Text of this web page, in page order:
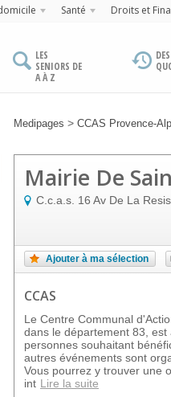
Santé Droits et
LES
SENIORS DE
A À Z
Medipages > CCAS Provence-
Mairie De
C.c.a.s. 16 Av De La
Ajouter à ma sélection
CCAS
Le Centre Communal
dans le département 83,
personnes souhaitant
autres événements sont
Vous pourrez y trouver une
int Lire la suite